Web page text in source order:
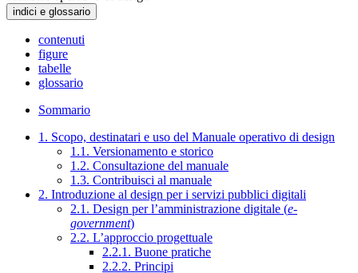
indici e glossario
contenuti
figure
tabelle
glossario
Sommario
1. Scopo, destinatari e uso del Manuale operativo di design
1.1. Versionamento e storico
1.2. Consultazione del manuale
1.3. Contribuisci al manuale
2. Introduzione al design per i servizi pubblici digitali
2.1. Design per l’amministrazione digitale (e-
government)
2.2. L’approccio progettuale
2.2.1. Buone pratiche
2.2.2. Principi